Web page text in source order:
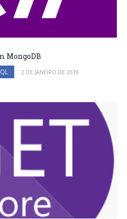
MongoDB
2 DE JANEIRO DE 2019